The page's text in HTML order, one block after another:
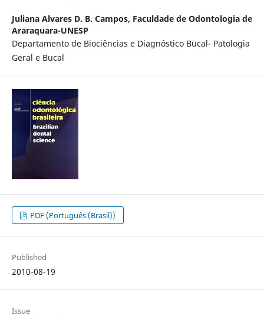
Juliana Alvares D. B. Campos, Faculdade de Odontologia de
Araraquara-UNESP
Departamento de Biociências e Diagnóstico Bucal- Patologia
Geral e Bucal
PDF (Português (Brasil))
Published
2010-08-19
Issue